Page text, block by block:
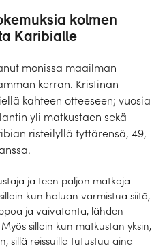
OTA YHTEYTTÄ
kolmen
Karibialle
monissa maailman
kerran. Kristinan
kahteen otteeseen; vuosia
yli matkustaen sekä
risteilyllä tyttärensä, 49,
ja teen paljon matkoja
kun haluan varmistua siitä,
ja vaivatonta, lähden
silloin kun matkustan yksin,
sillä reissuilla tutustuu aina